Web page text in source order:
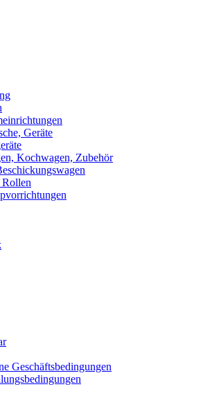
Geräte
Kochwagen, Zubehör
Rollen
Geschäftsbedingungen